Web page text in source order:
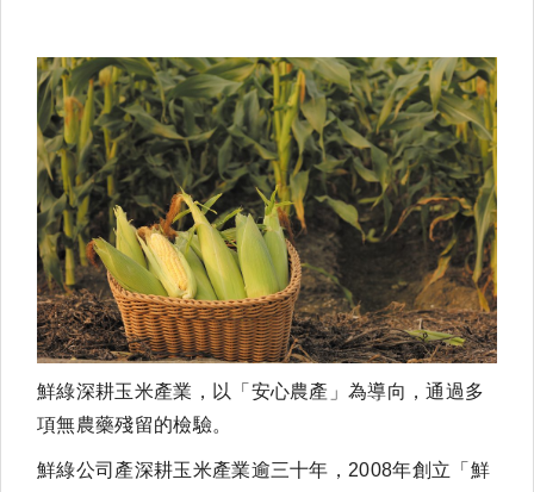
鮮綠深耕玉米產業，以「安心農產」為導向，通過多
項無農藥殘留的檢驗。
鮮綠公司產深耕玉米產業逾三十年，2008年創立「鮮